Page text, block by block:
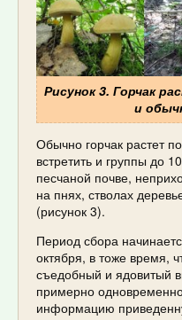
Рисунок 3. Горчак
и
Обычно горчак растет
встретить и группы до
песчаной почве,
на пнях, стволах
(рисунок 3).
Период сбора
октября, в тоже время,
съедобный и ядовитый
примерно
информацию